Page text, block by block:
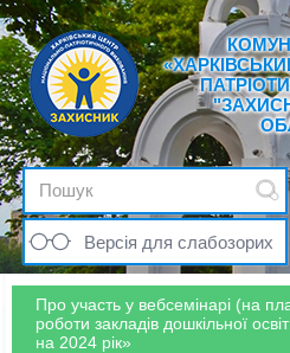
Версія для слабозорих
Про участь у вебсемінарі (на
роботи закладів дошкільної
на 2024 рік»